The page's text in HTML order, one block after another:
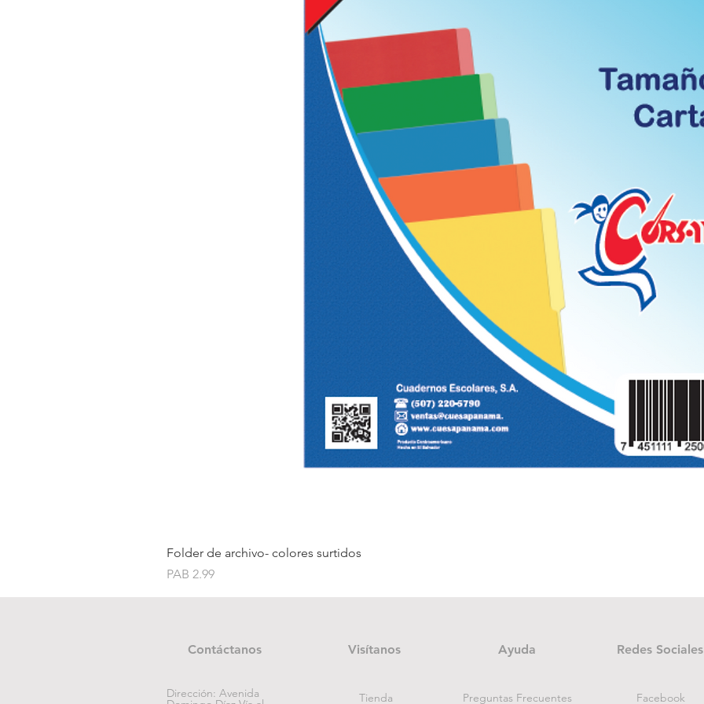
Folder de archivo- colores surtidos
Price
PAB 2.99
Contáctanos Visítanos Ayuda Redes Sociales
Dirección: Avenida Tienda Preguntas Frecuentes Facebook